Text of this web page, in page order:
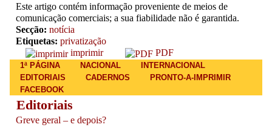
Este artigo contém informação proveniente de meios de
comunicação comerciais; a sua fiabilidade não é garantida.
Secção: notícia
Etiquetas: privatização
imprimir
PDF
Main menu
1ª PÁGINA NACIONAL
INTERNACIONAL
EDITORIAIS
CADERNOS
PRONTO-A-IMPRIMIR
FACEBOOK
Editoriais
Greve geral – e depois?